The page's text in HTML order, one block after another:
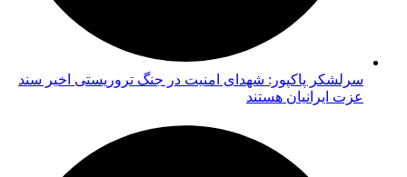
سرلشکر پاکپور: شهدای امنیت در جنگ تروریستی اخیر سند
عزت ایرانیان هستند